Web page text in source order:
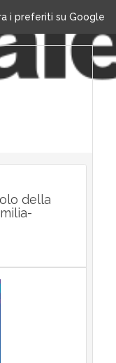
i preferiti su Google
della